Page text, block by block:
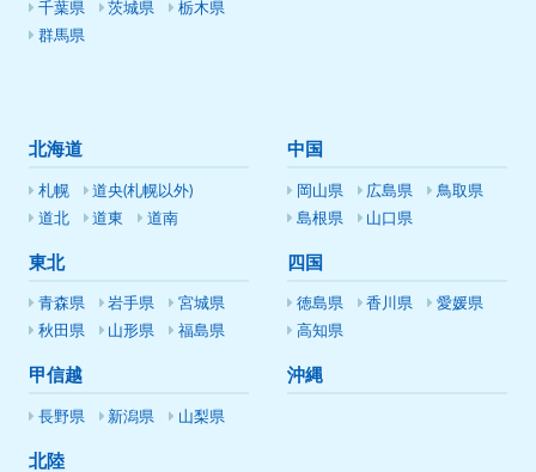
千葉県
茨城県
栃木県
群馬県
北海道
札幌
道央(札幌以外)
道北
道東 道南
東北
青森県 岩手県
宮城県
秋田県
山形県 福島県
甲信越
長野県 新潟県 山梨県
北陸
中国
岡山県 広島県
鳥取県
島根県
山口県
四国
徳島県 香川県
愛媛県
高知県
沖縄